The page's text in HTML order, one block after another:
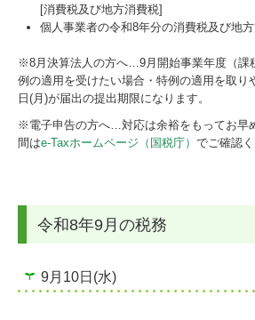
[消費税及び地方消費税]
個人事業者の令和8年分の消費税及び地
※8月決算法人の方へ…9月開始事業年度（
例の適用を受けたい場合・特例の適用を取り
日(月)が届出の提出期限になります。
※電子申告の方へ…対応は余裕をもってお早
間はe-Taxホームページ（国税庁） でご確認く
令和8年9月の税務
9月10日(水)